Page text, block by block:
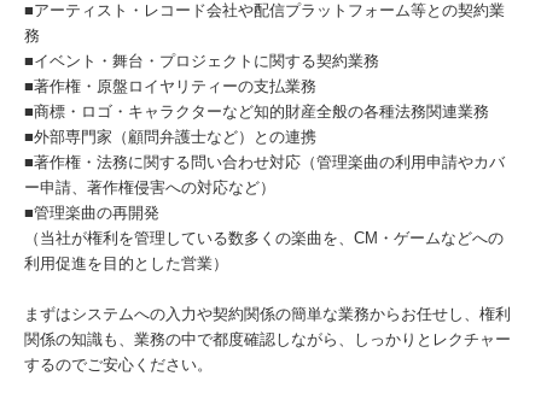
■アーティスト・レコード会社や配信プラットフォーム等との契約業
務
■イベント・舞台・プロジェクトに関する契約業務
■著作権・原盤ロイヤリティーの支払業務
■商標・ロゴ・キャラクターなど知的財産全般の各種法務関連業務
■外部専門家（顧問弁護士など）との連携
■著作権・法務に関する問い合わせ対応（管理楽曲の利用申請やカバ
ー申請、著作権侵害への対応など）
■管理楽曲の再開発
（当社が権利を管理している数多くの楽曲を、CM・ゲームなどへの
利用促進を目的とした営業）
まずはシステムへの入力や契約関係の簡単な業務からお任せし、権利
関係の知識も、業務の中で都度確認しながら、しっかりとレクチャー
するのでご安心ください。